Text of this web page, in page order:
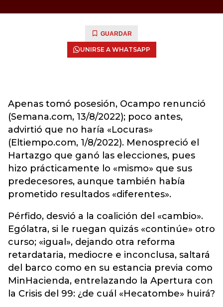
GUARDAR
UNIRSE A WHATSAPP
Apenas tomó posesión, Ocampo renunció
(Semana.com, 13/8/2022); poco antes,
advirtió que no haría «Locuras»
(Eltiempo.com, 1/8/2022). Menospreció el
Hartazgo que ganó las elecciones, pues
hizo prácticamente lo «mismo» que sus
predecesores, aunque también había
prometido resultados «diferentes».
Pérfido, desvió a la coalición del «cambio».
Ególatra, si le ruegan quizás «continúe» otro
curso; «igual», dejando otra reforma
retardataria, mediocre e inconclusa, saltará
del barco como en su estancia previa como
MinHacienda, entrelazando la Apertura con
la Crisis del 99: ¿de cuál «Hecatombe» huirá?